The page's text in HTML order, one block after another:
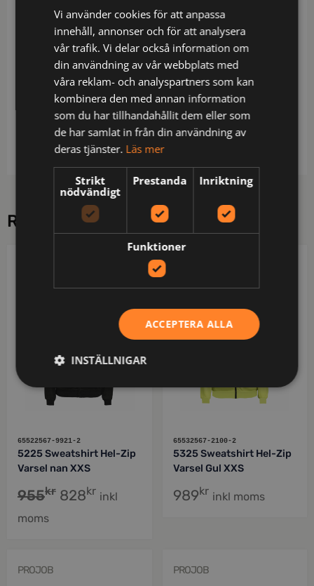
Bomull/polyester som håller färgen. Rakt avslut
med liten mudd i nederkant och ärmslut. Bröstficka
med blixtlås för ID-kortshållare. Ruggad insida.
Material: 60% bomull / 40% polyester
Skötsel: Normal maskintvätt vid 60 grader,Blekning
är inte tillåtet,Torktumla ej,Strykning. Högsta tillåtna
temperatur 150 grader,Ej kemtvätt
RELATERADE PRODUKTER
65522567-9921-2
5225 Sweatshirt Hel-Zip
Varsel nan XXS
955kr 828kr inkl
moms
65532567-2100-2
5325 Sweatshirt Hel-Zip
Varsel Gul XXS
989kr inkl moms
PROJOB PROJOB
Vi använder cookies för att anpassa
innehåll, annonser och för att analysera
vår trafik. Vi delar också information om
din användning av vår webbplats med
våra reklam- och analyspartners som kan
kombinera den med annan information
som du har tillhandahållit dem eller som
de har samlat in från din användning av
deras tjänster. Läs mer
Strikt
nödvändigt
Prestanda Inriktning
Funktioner
ACCEPTERA ALLA
INSTÄLLNIGAR